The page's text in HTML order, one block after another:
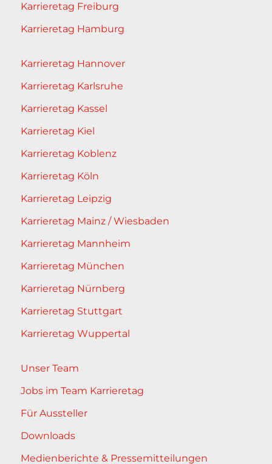
Karrieretag Freiburg
Karrieretag Hamburg
Karrieretag Hannover
Karrieretag Karlsruhe
Karrieretag Kassel
Karrieretag Kiel
Karrieretag Koblenz
Karrieretag Köln
Karrieretag Leipzig
Karrieretag Mainz / Wiesbaden
Karrieretag Mannheim
Karrieretag München
Karrieretag Nürnberg
Karrieretag Stuttgart
Karrieretag Wuppertal
Unser Team
Jobs im Team Karrieretag
Für Aussteller
Downloads
Medienberichte & Pressemitteilungen